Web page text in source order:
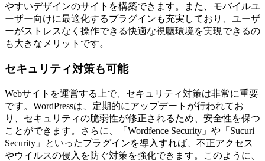
やすいデザインのサイトを構築できます。また、モバイルユ
ーザー向けに最適化するプラグインも充実しており、ユーザ
ーがストレスなく操作できる快適な視聴環境を実現できるの
も大きなメリットです。
セキュリティ対策も可能
Webサイトを運営する上で、セキュリティ対策は非常に重要
です。WordPressは、定期的にアップデートが行われてお
り、セキュリティの脆弱性が修正されるため、安全性を保つ
ことができます。さらに、「Wordfence Security」や「Sucuri
Security」といったプラグインを導入すれば、不正アクセス
やウイルスの侵入を防ぐ対策を強化できます。このように、